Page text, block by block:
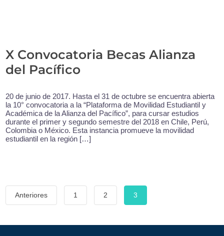
X Convocatoria Becas Alianza
del Pacífico
20 de junio de 2017. Hasta el 31 de octubre se encuentra abierta
la 10° convocatoria a la “Plataforma de Movilidad Estudiantil y
Académica de la Alianza del Pacífico”, para cursar estudios
durante el primer y segundo semestre del 2018 en Chile, Perú,
Colombia o México. Esta instancia promueve la movilidad
estudiantil en la región […]
Paginación
de
entradas
Anteriores 1 2 3